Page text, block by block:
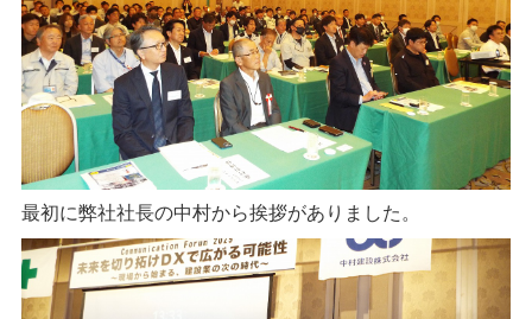
最初に弊社社長の中村から挨拶がありました。